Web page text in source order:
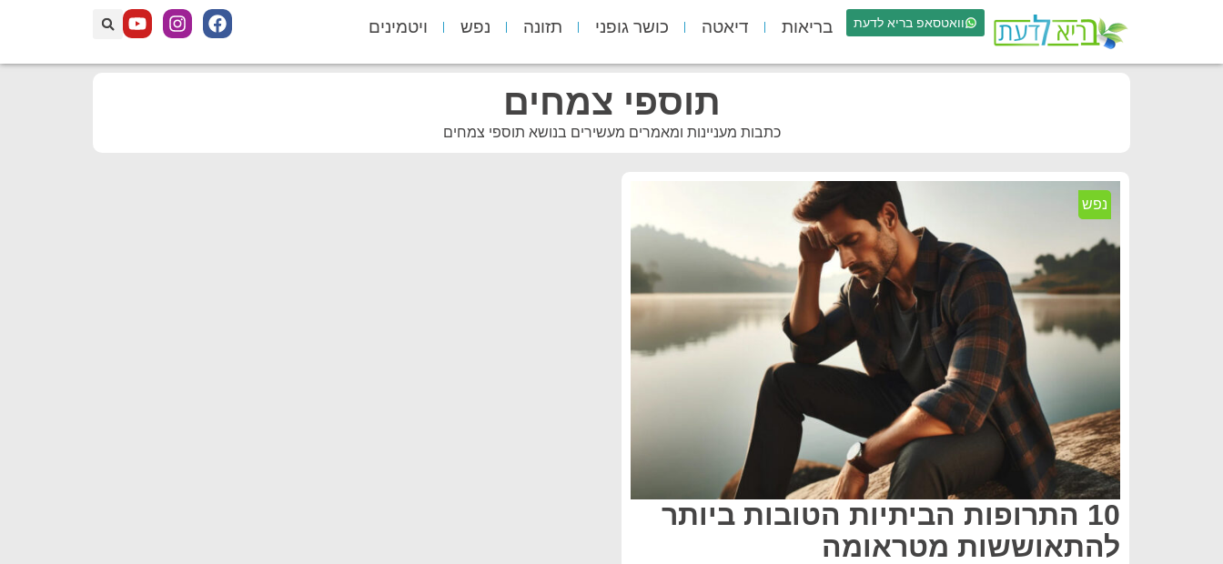
וואטסאפ בריא לדעת בריאות דיאטה כושר גופני תזונה נפש ויטמינים
תוספי צמחים
כתבות מעניינות ומאמרים מעשירים בנושא תוספי צמחים
נפש
10 התרופות הביתיות הטובות ביותר
להתאוששות מטראומה